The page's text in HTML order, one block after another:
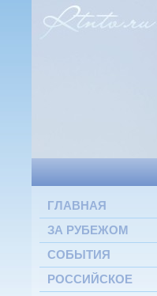
ГЛАВНАЯ
ЗА РУБЕЖОМ
СОБЫТИЯ
РОССИЙСКОЕ